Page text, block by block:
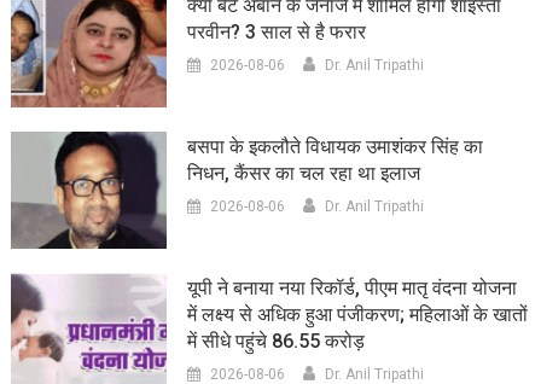
क्या बेटे अबान के जनाजे में शामिल होगी शाइस्ता
परवीन? 3 साल से है फरार
2026-08-06 Dr. Anil Tripathi
बसपा के इकलौते विधायक उमाशंकर सिंह का
निधन, कैंसर का चल रहा था इलाज
2026-08-06 Dr. Anil Tripathi
यूपी ने बनाया नया रिकॉर्ड, पीएम मातृ वंदना योजना
में लक्ष्य से अधिक हुआ पंजीकरण; महिलाओं के खातों
में सीधे पहुंचे 86.55 करोड़
2026-08-06 Dr. Anil Tripathi